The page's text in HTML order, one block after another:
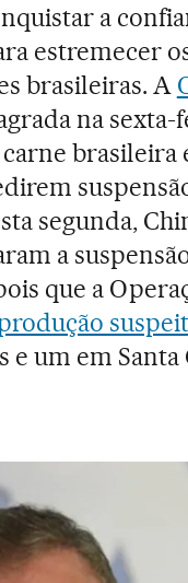
a
estremecer
brasileiras. A
na
segunda,
a
que a
e um em Santa